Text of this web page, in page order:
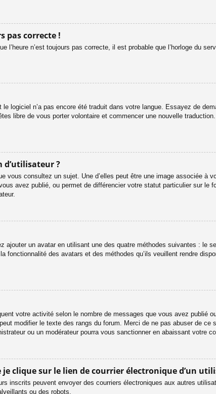
pas correcte !
l’heure n’est toujours pas correcte, il est probable que l’horloge du
logiciel n’a pas encore été traduit dans votre langue. Essayez de
libre de vous porter volontaire et commencer une nouvelle
d’utilisateur ?
vous consultez un sujet. Une d’elles peut être une image associée à
avez publié, ou permet de différencier votre statut particulier sur le
ajouter un avatar en utilisant une des quatre méthodes suivantes : le
fonctionnalité des avatars et des méthodes qu’ils veuillent rendre
votre activité selon le nombre de messages que vous avez
modifier le texte des rangs du forum. Merci de ne pas abuser de
ou un modérateur pourra vous sanctionner en abaissant votre
clique sur le lien de courrier électronique d’un
peuvent envoyer des courriers électroniques aux autres
ou des robots.